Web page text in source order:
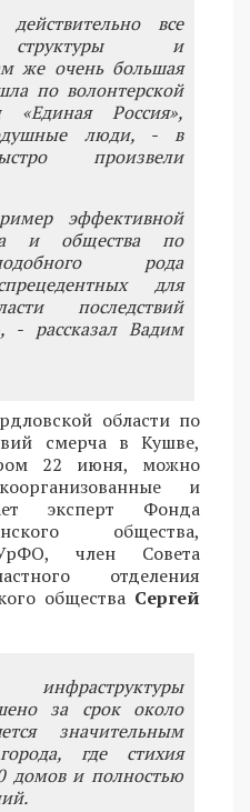
все
структуры и
же очень большая
по волонтерской
Россия»,
люди, - в
произвели
эффективной
и общества по
рода
для
последствий
- рассказал Вадим
области по
смерча в Кушве,
22 июня, можно
и
эксперт Фонда
общества,
член Совета
отделения
общества Сергей
инфраструктуры
за срок около
значительным
где стихия
домов и полностью